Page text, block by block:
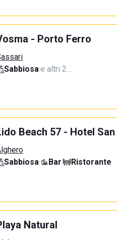
- Porto Ferro
Sabbiosa·e altri 2…
Beach 57 - Hotel
Sabbiosa· Bar·
Ristorante
Natural